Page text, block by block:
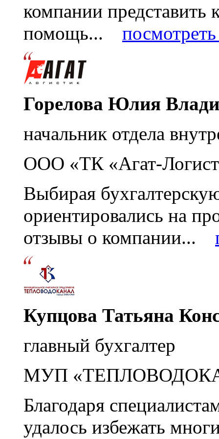
компании
помощь...
Горелова Юлия
начальник отдела
ООО «ТК «Агат-
Выбирая
ориентировались на
отзывы о компании...
Купцова Татьяна
главный бухгалтер
МУП
Благодаря
удалось избежать